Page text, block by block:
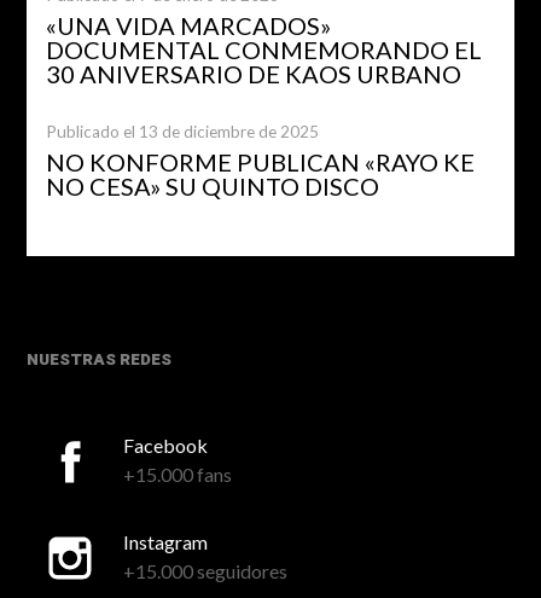
«UNA VIDA MARCADOS»
DOCUMENTAL CONMEMORANDO EL
30 ANIVERSARIO DE KAOS URBANO
Publicado el 13 de diciembre de 2025
NO KONFORME PUBLICAN «RAYO KE
NO CESA» SU QUINTO DISCO
NUESTRAS REDES
Facebook
+15.000 fans
Instagram
+15.000 seguidores